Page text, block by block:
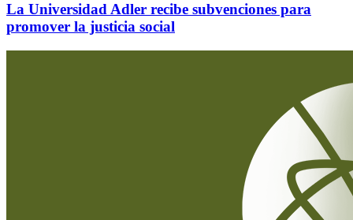
La Universidad Adler recibe subvenciones para
promover la justicia social